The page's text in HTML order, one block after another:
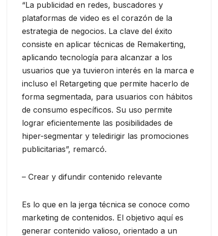
“La publicidad en redes, buscadores y
plataformas de video es el corazón de la
estrategia de negocios. La clave del éxito
consiste en aplicar técnicas de Remakerting,
aplicando tecnología para alcanzar a los
usuarios que ya tuvieron interés en la marca e
incluso el Retargeting que permite hacerlo de
forma segmentada, para usuarios con hábitos
de consumo específicos. Su uso permite
lograr eficientemente las posibilidades de
hiper-segmentar y teledirigir las promociones
publicitarias”, remarcó.
– Crear y difundir contenido relevante
Es lo que en la jerga técnica se conoce como
marketing de contenidos. El objetivo aquí es
generar contenido valioso, orientado a un